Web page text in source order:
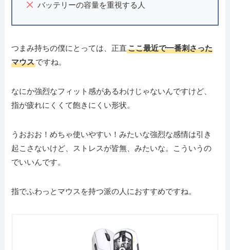
バッテリーの容量を重視する人
つまみ持ちの僕にとっては、正直ここ最近で一番刺さった
マウスですね。
なにか強烈なフィット感があるわけじゃないんですけど、
指が疲れにくくて飽きにくい形状。
うおおお！めちゃ使いやすい！みたいな強烈な感情は引き
起こさないけど、ストレスが皆無、みたいな。こういうの
でいいんです。
指でふわっとマウスを持つ派の人におすすめですね。